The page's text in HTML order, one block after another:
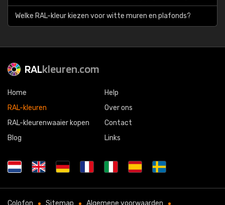
Welke RAL-kleur kiezen voor witte muren en plafonds?
RALkleuren.com
Home
RAL-kleuren
RAL-kleurenwaaier kopen
Blog
Help
Over ons
Contact
Links
Colofon Sitemap Algemene voorwaarden